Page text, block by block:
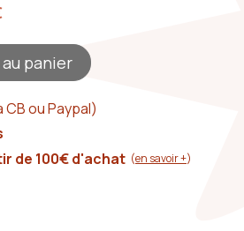
panier
CB ou Paypal)
de 100€ d'achat (en savoir +)